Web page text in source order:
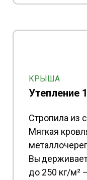
Стропила из
Мягкая
Выдерживает
до 250 кг/м²
Утепление
КРЫША